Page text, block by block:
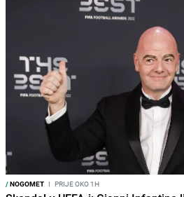
/NOGOMET I PRIJE OKO 1H